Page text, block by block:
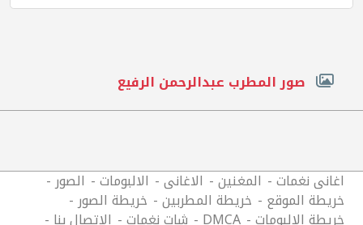
صور المطرب عبدالرحمن الرفيع
اغانى نغمات المغنين الاغانى الالبومات الصور
خريطة الموقع خريطة المطربين خريطة الصور
خريطة الالبومات DMCA شات نغمات الاتصال بنا